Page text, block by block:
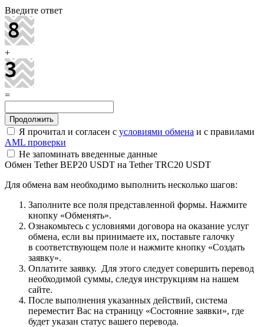
Введите ответ
+
=
Я прочитал и согласен с условиями обмена и с правилами
AML проверки
Не запоминать введенные данные
Обмен Tether BEP20 USDT на Tether TRC20 USDT
Для обмена вам необходимо выполнить несколько шагов:
Заполните все поля представленной формы. Нажмите
кнопку «Обменять».
Ознакомьтесь с условиями договора на оказание услуг
обмена, если вы принимаете их, поставьте галочку
в соответствующем поле и нажмите кнопку «Создать
заявку».
Оплатите заявку. Для этого следует совершить перевод
необходимой суммы, следуя инструкциям на нашем
сайте.
После выполнения указанных действий, система
переместит Вас на страницу «Состояние заявки», где
будет указан статус вашего перевода.